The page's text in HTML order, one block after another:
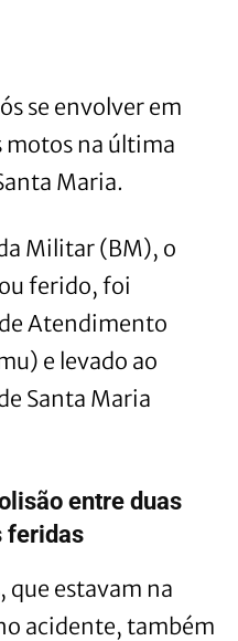
se envolver em
motos na última
Maria.
Militar (BM), o
ferido, foi
Atendimento
e levado ao
Santa Maria
entre duas
feridas
que estavam na
acidente, também